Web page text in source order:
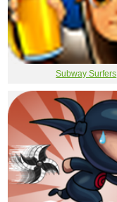
Subway Surfers